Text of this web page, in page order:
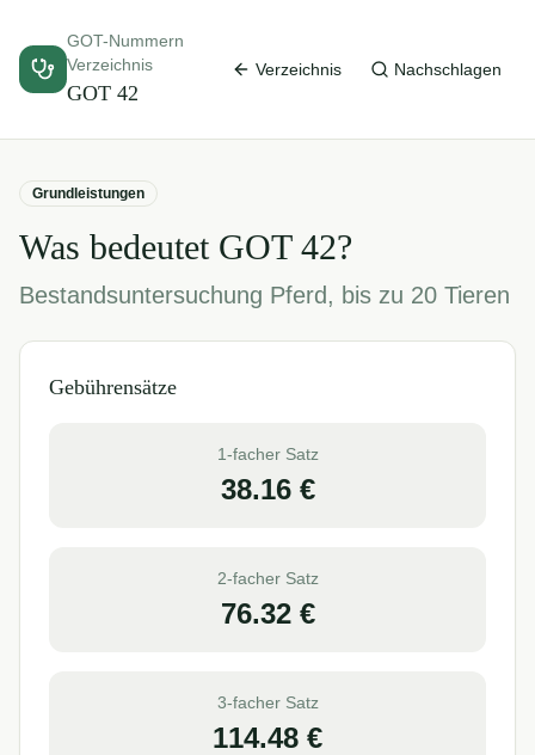
GOT-Nummern
Verzeichnis
GOT 42
Verzeichnis Nachschlagen
Grundleistungen
Was bedeutet GOT 42?
Bestandsuntersuchung Pferd, bis zu 20 Tieren
Gebührensätze
1-facher Satz
38.16€
2-facher Satz
76.32€
3-facher Satz
114.48 €